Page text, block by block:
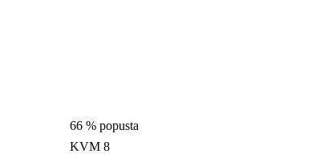
66 % popusta
KVM 8